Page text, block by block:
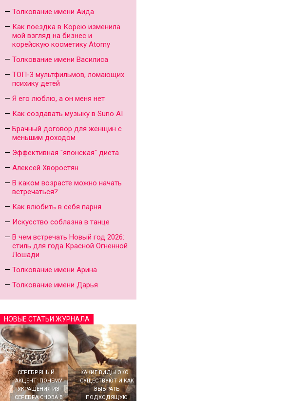
Толкование имени Аида
Как поездка в Корею изменила
мой взгляд на бизнес и
корейскую косметику Atomy
Толкование имени Василиса
ТОП-3 мультфильмов, ломающих
психику детей
Я его люблю, а он меня нет
Как создавать музыку в Suno AI
Брачный договор для женщин с
меньшим доходом
Эффективная "японская" диета
Алексей Хворостян
В каком возрасте можно начать
встречаться?
Как влюбить в себя парня
Искусство соблазна в танце
В чем встречать Новый год 2026:
стиль для года Красной Огненной
Лошади
Толкование имени Арина
Толкование имени Дарья
НОВЫЕ СТАТЬИ ЖУРНАЛА
СЕРЕБРЯНЫЙ
АКЦЕНТ: ПОЧЕМУ
УКРАШЕНИЯ ИЗ
СЕРЕБРА СНОВА В
КАКИЕ ВИДЫ ЭКО
СУЩЕСТВУЮТ И КАК
ВЫБРАТЬ
ПОДХОДЯЩУЮ